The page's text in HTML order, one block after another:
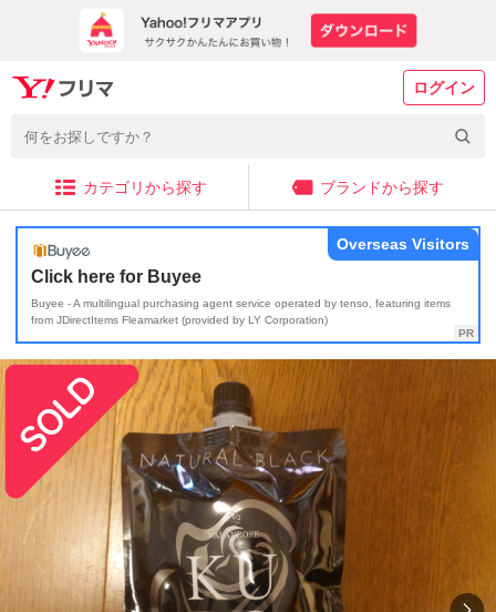
ログイン
カテゴリから探す ブランドから探す
Click here for Buyee
Buyee - A multilingual purchasing agent service operated by tenso, featuring items
from JDirectItems Fleamarket (provided by LY Corporation)
Overseas Visitors